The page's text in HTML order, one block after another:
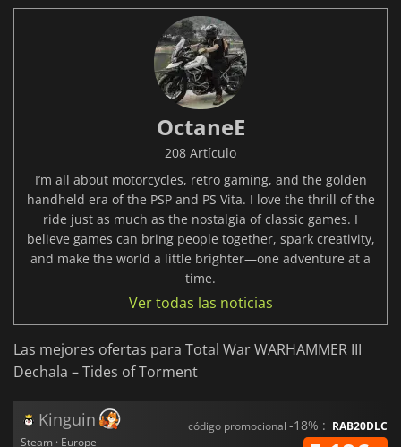
OctaneE
208 Artículo
I’m all about motorcycles, retro gaming, and the golden
handheld era of the PSP and PS Vita. I love the thrill of the
ride just as much as the nostalgia of classic games. I
believe games can bring people together, spark creativity,
and make the world a little brighter—one adventure at a
time.
Ver todas las noticias
Las mejores ofertas para Total War WARHAMMER III
Dechala – Tides of Torment
Kinguin
Steam · Europe
código promocional -18% : RAB20DLC